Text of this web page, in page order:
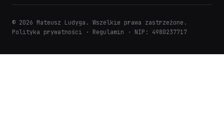
© 2026 Mateusz Ludyga. Wszelkie prawa zastrzeżone.
Polityka prywatności · Regulamin · NIP: 4980237717